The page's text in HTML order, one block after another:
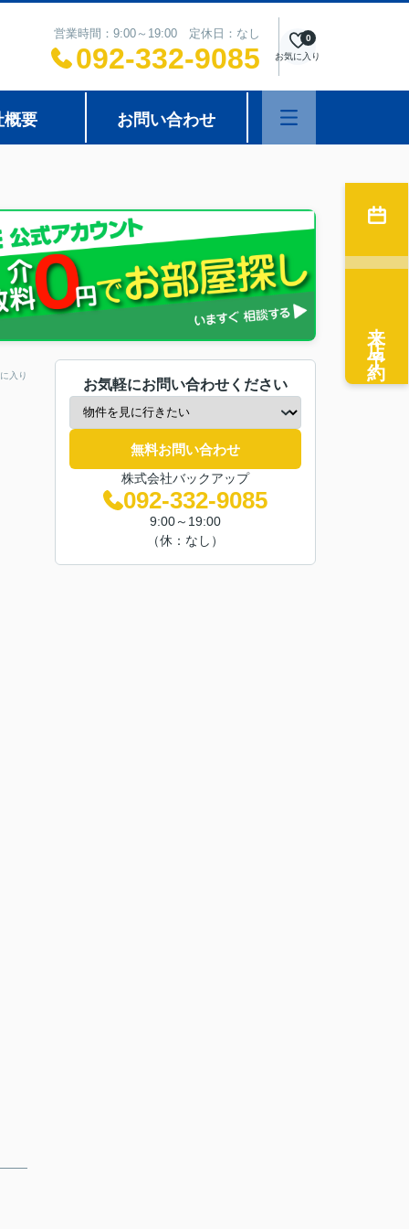
営業時間：9:00～19:00 定休日：なし
092-332-9085 お気に入り
0
概要 お問い合わせ
入り
お気軽にお問い合わせください
無料お問い合わせ
株式会社バックアップ
092-332-9085
9:00～19:00
（休：なし）
来店予約